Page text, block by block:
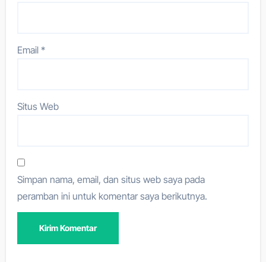
Email*
Situs Web
Simpan nama, email, dan situs web saya pada
peramban ini untuk komentar saya berikutnya.